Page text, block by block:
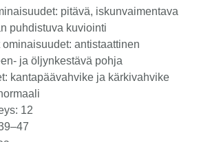
pitävä, iskunvaimentava
puhdistuva kuviointi
antistaattinen
ja öljynkestävä pohja
kantapäävahvike ja kärkivahvike
12